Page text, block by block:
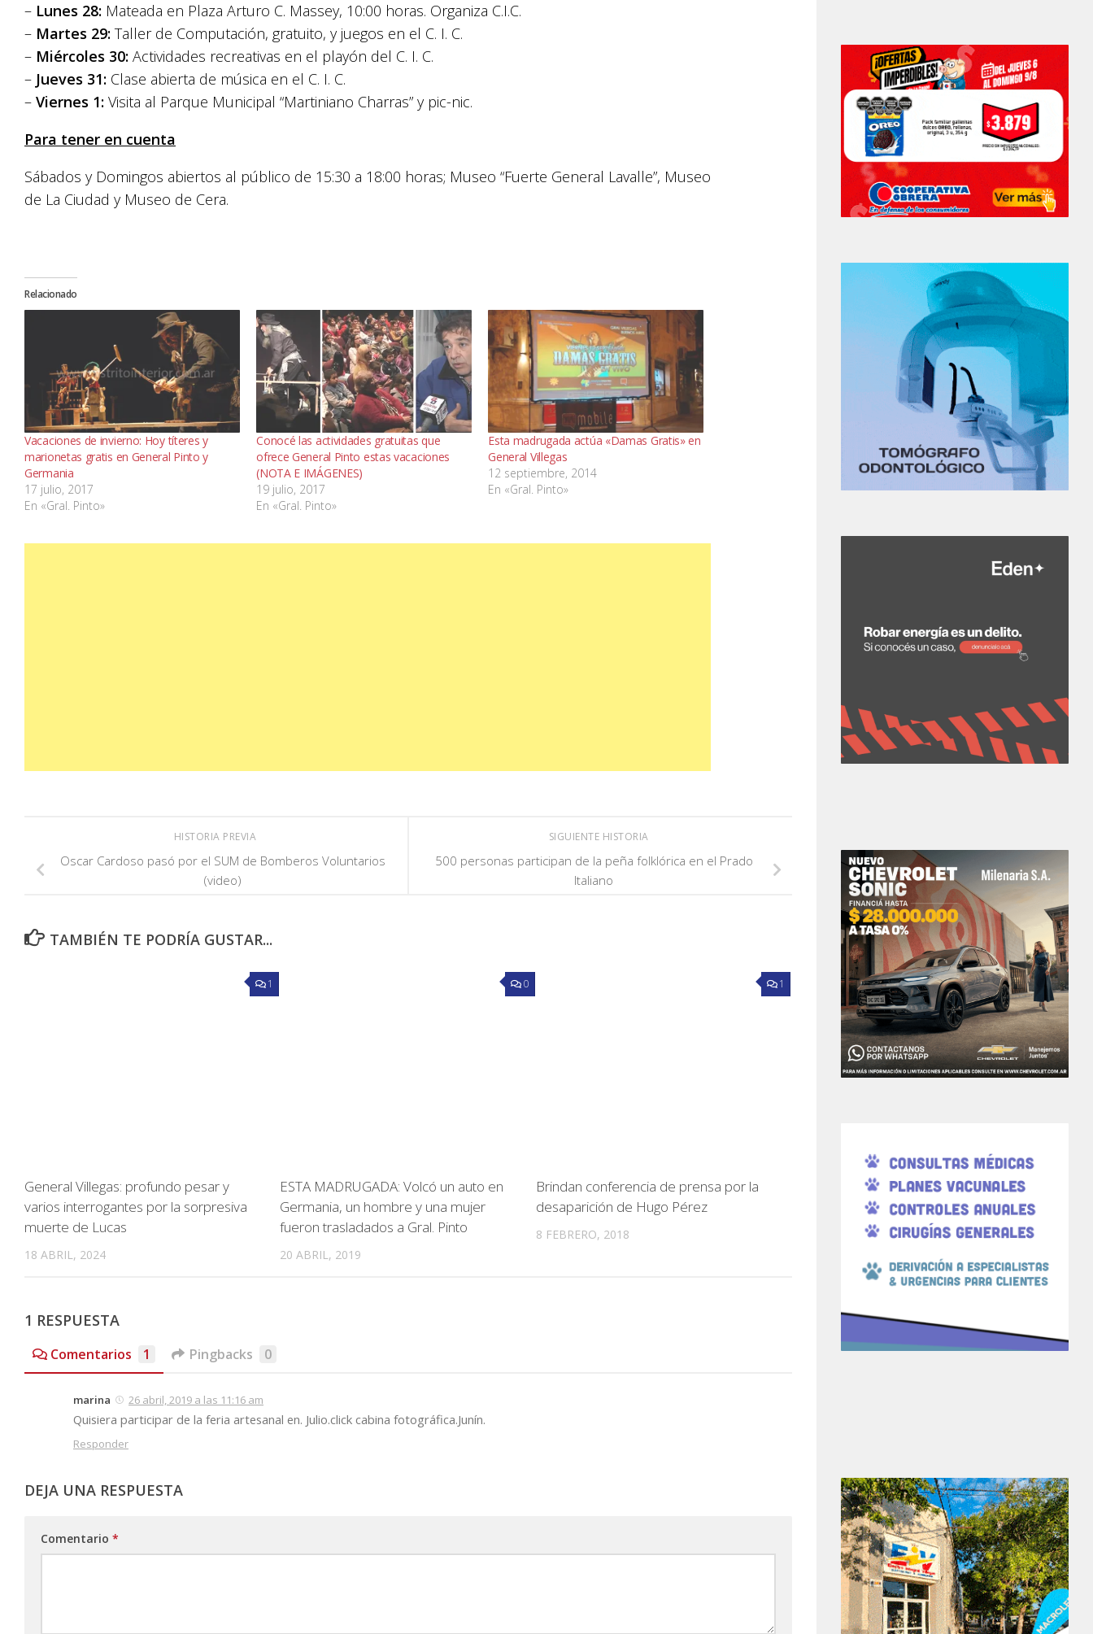
– Lunes 28: Mateada en Plaza Arturo C. Massey, 10:00 horas. Organiza C.I.C.
– Martes 29: Taller de Computación, gratuito, y juegos en el C. I. C.
– Miércoles 30: Actividades recreativas en el playón del C. I. C.
– Jueves 31: Clase abierta de música en el C. I. C.
– Viernes 1: Visita al Parque Municipal “Martiniano Charras” y pic-nic.
Para tener en cuenta
Sábados y Domingos abiertos al público de 15:30 a 18:00 horas; Museo “Fuerte General Lavalle”, Museo
de La Ciudad y Museo de Cera.
Relacionado
Vacaciones de invierno: Hoy títeres y
marionetas gratis en General Pinto y
Germania
17 julio, 2017
En «Gral. Pinto»
Conocé las actividades gratuitas que
ofrece General Pinto estas vacaciones
(NOTA E IMÁGENES)
19 julio, 2017
En «Gral. Pinto»
Esta madrugada actúa «Damas Gratis» en
General Villegas
12 septiembre, 2014
En «Gral. Pinto»
SIGUIENTE HISTORIA
500 personas participan de la peña folklórica en el Prado
Italiano
HISTORIA PREVIA
Oscar Cardoso pasó por el SUM de Bomberos Voluntarios
(video)
TAMBIÉN TE PODRÍA GUSTAR...
1
General Villegas: profundo pesar y
varios interrogantes por la sorpresiva
muerte de Lucas
18 ABRIL, 2024
0
ESTA MADRUGADA: Volcó un auto en
Germania, un hombre y una mujer
fueron trasladados a Gral. Pinto
20 ABRIL, 2019
1
Brindan conferencia de prensa por la
desaparición de Hugo Pérez
8 FEBRERO, 2018
1 RESPUESTA
Comentarios 1 Pingbacks 0
marina 26 abril, 2019 a las 11:16 am
Quisiera participar de la feria artesanal en. Julio.click cabina fotográfica.Junín.
Responder
DEJA UNA RESPUESTA
Comentario *